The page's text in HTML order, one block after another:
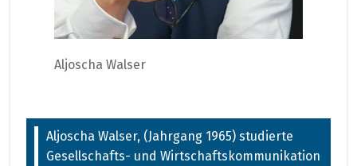
Aljoscha Walser
Aljoscha Walser, (Jahrgang 1965) studierte
Gesellschafts- und Wirtschaftskommunikation